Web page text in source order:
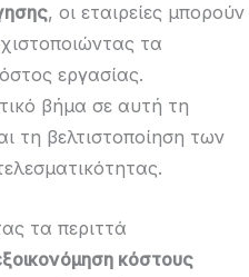
, οι εταιρείες μπορούν
τα
εργασίας.
βήμα σε αυτή τη
τη βελτιστοποίηση των
τα περιττά
κόστους